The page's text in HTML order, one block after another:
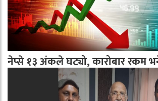
नेप्से १३ अंकले घट्यो, कारोबार रकम